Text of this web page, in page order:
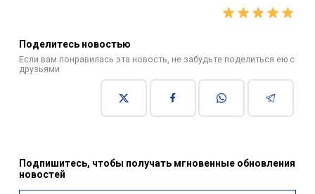
Поделитесь новостью
Если вам понравилась эта новость, не забудьте поделиться ею с
друзьями
Подпишитесь, чтобы получать мгновенные обновления
новостей